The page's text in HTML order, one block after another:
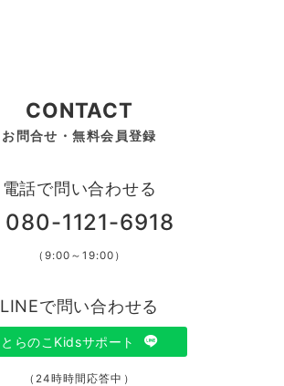
CONTACT
お問合せ・無料会員登録
電話で問い合わせる
080-1121-6918
（9:00～19:00）
LINEで問い合わせる
とらのこKidsサポート
（24時時間応答中）